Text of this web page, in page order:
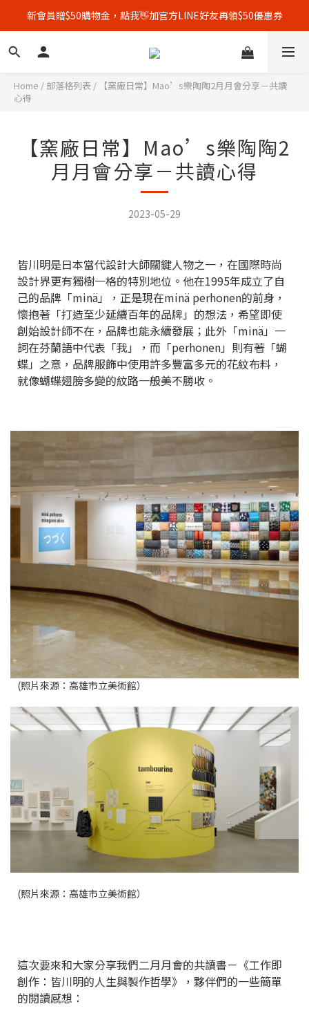
全館單筆消費滿3500元，即享免運優惠！🚚
新會員贈$50購物金，點我👋加官方LINE好友再領$50優惠券
顧客好評募集中，完成評價👏加贈$50元購物金！
Home / 部落格列表 /
【窯廠日常】Mao’s樂陶陶2月月會分享－共讀
心得
【窯廠日常】Mao’s樂陶陶2
月月會分享－共讀心得
2023-05-29
皆川明是日本當代設計大師關鍵人物之一，在國際時尚
設計界更有獨樹一格的特別地位。他在1995年成立了自
己的品牌「minä」，正是現在minä perhonen的前身，
懷抱著「打造至少延續百年的品牌」的想法，希望即使
創始設計師不在，品牌也能永續發展；此外「minä」一
詞在芬蘭語中代表「我」，而「perhonen」則有著「蝴
蝶」之意，品牌服飾中使用許多豐富多元的花紋布料，
就像蝴蝶翅膀多變的紋路一般美不勝收。
(照片來源：高雄市立美術館）
(照片來源：高雄市立美術館）
這次要來和大家分享我們二月月會的共讀書－《工作即
創作：皆川明的人生與製作哲學》，夥伴們的一些簡單
的閱讀感想：